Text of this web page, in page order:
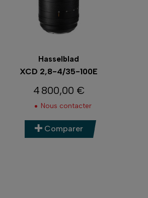
Hasselblad
XCD 2,8-4/35-100E
Prix
4 800,00 €
Nous contacter
Comparer